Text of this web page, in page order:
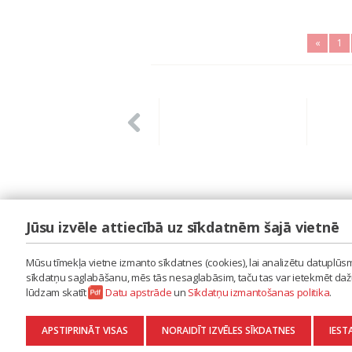
« 1
LAIPA
ES RADU MŪZIKU
AKTUALITĀTES
KONTAKTI
SĪKDATŅU IZMANTOŠANAS POLITIKA
DATU APSTRĀDE
Jūsu izvēle attiecībā uz sīkdatnēm šajā vietnē
Mūsu tīmekļa vietne izmanto sīkdatnes (cookies), lai analizētu
sīkdatņu saglabāšanu, mēs tās nesaglabāsim, taču tas var ietekmēt
lūdzam skatīt
Datu apstrādeun Sīkdatņu izmantošanas politika.
APSTIPRINĀT VISAS NORAIDĪT IZVĒLES SĪKDATNES